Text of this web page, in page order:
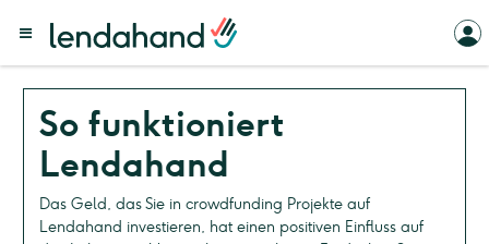
So funktioniert
Lendahand
Das Geld, das Sie in crowdfunding Projekte auf
Lendahand investieren, hat einen positiven Einfluss auf